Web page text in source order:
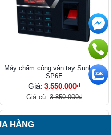
Máy chấm công vân tay Sunbeam
SP6E
Giá: 3.550.000₫
Giá cũ: 3.850.000₫
HÀNG